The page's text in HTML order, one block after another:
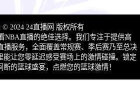
© 2024 24直播网 版权所有
NBA直播的绝佳选择。我们专注于提供高
播服务，全面覆盖常规赛、季后赛乃至总决
能让您零延迟感受赛场上的激情碰撞。锁定
断的篮球盛宴，点燃您的篮球激情！